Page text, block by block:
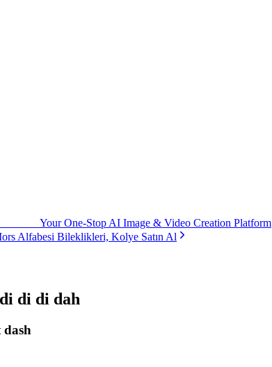
Your One-Stop AI Image & Video Creation Platform
Alfabesi Bileklikleri, Kolye Satın Al
di di dah